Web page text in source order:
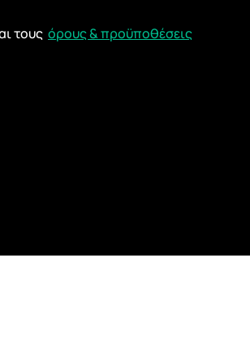
τους όρους & προϋποθέσεις